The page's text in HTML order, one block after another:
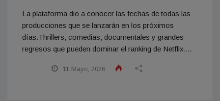
La plataforma dio a conocer las fechas de todas las
producciones que se lanzarán en los próximos
días.Thrillers, comedias, documentales y grandes
regresos que pueden dominar el ranking de Netflix....
11 Mayo, 2026